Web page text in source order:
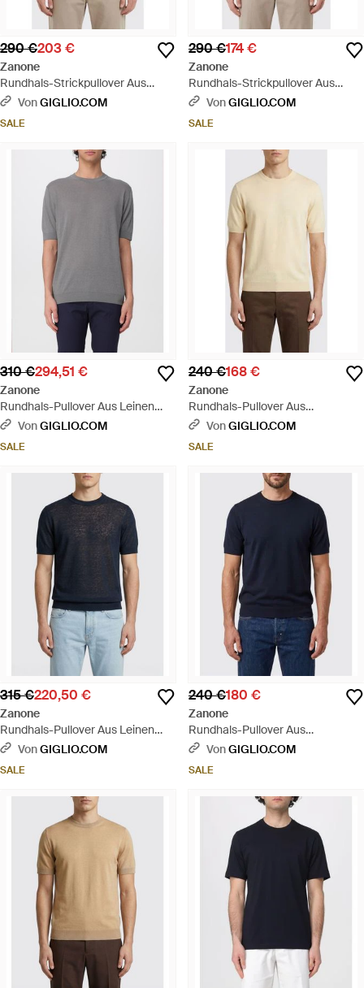
290 €203 €
Zanone
Rundhals-Strickpullover Aus
Baumwolle - Grau
VonGIGLIO.COM
SALE
290 €174 €
Zanone
Rundhals-Strickpullover Aus
Baumwolle - Blau
VonGIGLIO.COM
SALE
310 €294,51 €
Zanone
Rundhals-Pullover Aus Leinen
Und Baumwolle - Grau
VonGIGLIO.COM
SALE
240 €168 €
Zanone
Rundhals-Pullover Aus
Baumwolle - Natur
VonGIGLIO.COM
SALE
315 €220,50 €
Zanone
Rundhals-Pullover Aus Leinen
Und Baumwolle - Blau
VonGIGLIO.COM
SALE
240 €180 €
Zanone
Rundhals-Pullover Aus
Baumwolle - Blau
VonGIGLIO.COM
SALE